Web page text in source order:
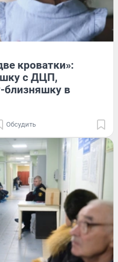
кроватки»:
с ДЦП,
близняшку в
Обсудить